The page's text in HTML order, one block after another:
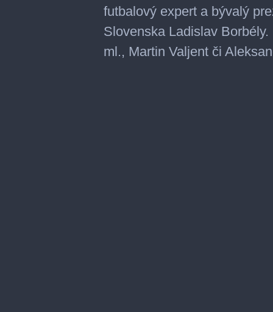
futbalový expert a bývalý
Slovenska Ladislav
ml., Martin Valjent či